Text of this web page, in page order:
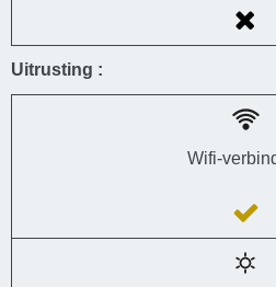
Uitrusting :
Wifi-